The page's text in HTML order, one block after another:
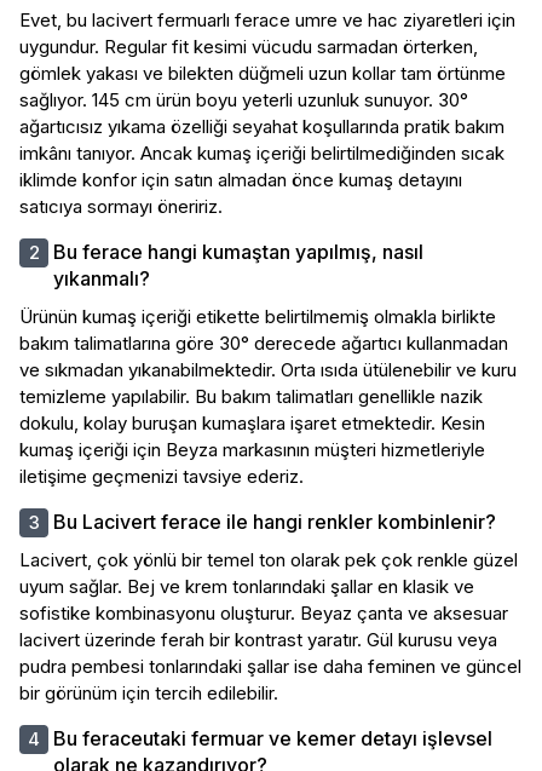
Evet, bu lacivert fermuarlı ferace umre ve hac ziyaretleri için
uygundur. Regular fit kesimi vücudu sarmadan örterken,
gömlek yakası ve bilekten düğmeli uzun kollar tam örtünme
sağlıyor. 145 cm ürün boyu yeterli uzunluk sunuyor. 30°
ağartıcısız yıkama özelliği seyahat koşullarında pratik bakım
imkânı tanıyor. Ancak kumaş içeriği belirtilmediğinden sıcak
iklimde konfor için satın almadan önce kumaş detayını
satıcıya sormayı öneririz.
Bu ferace hangi kumaştan yapılmış, nasıl
yıkanmalı?
Ürünün kumaş içeriği etikette belirtilmemiş olmakla birlikte
bakım talimatlarına göre 30° derecede ağartıcı kullanmadan
ve sıkmadan yıkanabilmektedir. Orta ısıda ütülenebilir ve kuru
temizleme yapılabilir. Bu bakım talimatları genellikle nazik
dokulu, kolay buruşan kumaşlara işaret etmektedir. Kesin
kumaş içeriği için Beyza markasının müşteri hizmetleriyle
iletişime geçmenizi tavsiye ederiz.
Bu Lacivert ferace ile hangi renkler kombinlenir?
Lacivert, çok yönlü bir temel ton olarak pek çok renkle güzel
uyum sağlar. Bej ve krem tonlarındaki şallar en klasik ve
sofistike kombinasyonu oluşturur. Beyaz çanta ve aksesuar
lacivert üzerinde ferah bir kontrast yaratır. Gül kurusu veya
pudra pembesi tonlarındaki şallar ise daha feminen ve güncel
bir görünüm için tercih edilebilir.
Bu feraceutaki fermuar ve kemer detayı işlevsel
olarak ne kazandırıyor?